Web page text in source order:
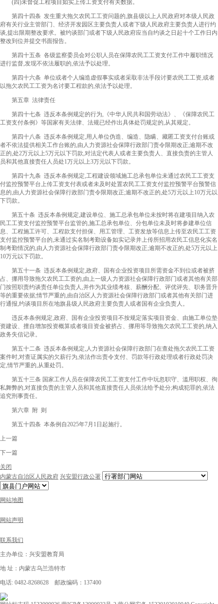
(四)未督促工程项目如实上传工资支付有关数据。
第四十四条 发生重大拖欠农民工工资问题的,旗县级以上人民政府对本级人民政
府有关行业主管部门、经济开发园区主要负责人或者下级人民政府主要负责人进行约
谈,提出限期整改要求。被约谈部门或者下级人民政府应当自约谈之日起十个工作日内
整改到位并提交书面报告。
第四十五条 各级监察委员会对公职人员在保障农民工工资支付工作中履职情况
进行监督,发现不依法履职的,依法予以处理。
第四十六条 单位或者个人编造虚假事实或者采取非法手段讨要农民工工资,或者
以拖欠农民工工资为名讨要工程款的,依法予以处理。
第五章 法律责任
第四十七条 违反本条例规定的行为,《中华人民共和国劳动法》、《保障农民工
工资支付条例》等国家有关法律、法规已经作出具体处罚规定的,从其规定。
第四十八条 违反本条例规定,用人单位伪造、编造、隐瞒、藏匿工资支付台账或
者不依法提供相关工作台账的,由人力资源社会保障行政部门责令限期改正;逾期不改
正的,处2万元以上5万元以下罚款,对法定代表人或者主要负责人、直接负责的主管人
员和其他直接责任人员处1万元以上3万元以下罚款。
第四十九条 违反本条例规定,工程建设领域施工总承包单位未通过农民工工资支
付监控预警平台上传工资支付表或者未及时处置农民工工资支付监控预警平台预警信
息的,由人力资源社会保障行政部门责令限期改正;逾期不改正的,处5万元以上10万元以
下罚款。
第五十条 违反本条例规定,建设单位、施工总承包单位未按时将在建项目纳入农
民工工资支付监控预警平台监管的,施工总承包单位、分包单位未及时将参建单位信
息、工程施工许可、工程款支付担保、用工管理、工资发放等信息上传至农民工工资
支付监控预警平台的,未通过实名制考勤设备如实记录并上传所招用农民工信息化实名
制考勤情况的,由人力资源社会保障行政部门责令限期改正;逾期不改正的,处5万元以上
10万元以下罚款。
第五十一条 违反本条例规定,政府、国有企业投资项目所需资金不到位或者被挤
占、挪用导致拖欠农民工工资的,由上一级人力资源社会保障行政部门或者其他有关部
门按照职责约谈责任单位负责人,并作为其业绩考核、薪酬分配、评优评先、职务晋升
等的重要依据;情节严重的,由自治区人力资源社会保障行政部门或者其他有关部门进
行通报,约谈项目所在地旗县级人民政府主要负责人或者国有企业负责人。
违反本条例规定,政府、国有企业投资项目不按规定落实项目资金、由施工单位垫
资建设、擅自增加投资概算或者项目资金被挤占、挪用等导致拖欠农民工工资的,纳入
政务失信记录。
第五十二条 违反本条例规定,人力资源社会保障行政部门在查处拖欠农民工工资
案件时,对查证属实的欠薪行为,依法作出责令支付、罚款等行政处理或者行政处罚决
定,情节严重的,从重处罚。
第五十三条 国家工作人员在保障农民工工资支付工作中玩忽职守、滥用职权、徇
私舞弊的,对直接负责的主管人员和其他直接责任人员依法给予处分;构成犯罪的,依法
追究刑事责任。
第六章 附 则
第五十四条 本条例自2025年7月1日起施行。
上一篇
下一篇
关闭
内蒙古自治区人民政府 兴安盟行政公署
网站地图
网站声明
联系我们
主办单位：兴安盟教育局
地 址：内蒙古乌兰浩特市
电话: 0482-8268628 邮政编码：137400